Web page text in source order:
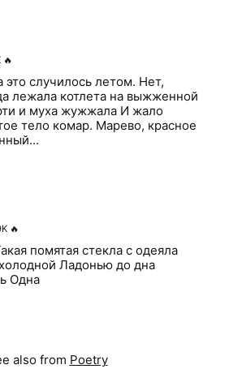
🔥
это случилось летом. Нет,
лежала котлета на выжженной
и муха жужжала И жало
тело комар. Марево, красное
🔥
помятая стекла с одеяла
Ладонью до дна
Одна
also from Poetry